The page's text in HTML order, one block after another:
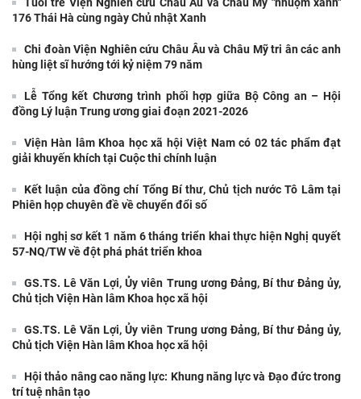
176 Thái Hà cùng ngày Chủ nhật Xanh
Chi đoàn Viện Nghiên cứu Châu Âu và Châu Mỹ tri ân các anh
hùng liệt sĩ hướng tới kỷ niệm 79 năm
Lễ Tổng kết Chương trình phối hợp giữa Bộ Công an – Hội
đồng Lý luận Trung ương giai đoạn 2021-2026
Viện Hàn lâm Khoa học xã hội Việt Nam có 02 tác phẩm đạt
giải khuyến khích tại Cuộc thi chính luận
Kết luận của đồng chí Tổng Bí thư, Chủ tịch nước Tô Lâm tại
Phiên họp chuyên đề về chuyển đổi số
Hội nghị sơ kết 1 năm 6 tháng triển khai thực hiện Nghị quyết
57-NQ/TW về đột phá phát triển khoa
GS.TS. Lê Văn Lợi, Ủy viên Trung ương Đảng, Bí thư Đảng ủy,
Chủ tịch Viện Hàn lâm Khoa học xã hội
GS.TS. Lê Văn Lợi, Ủy viên Trung ương Đảng, Bí thư Đảng ủy,
Chủ tịch Viện Hàn lâm Khoa học xã hội
Hội thảo nâng cao năng lực: Khung năng lực và Đạo đức trong
trí tuệ nhân tạo